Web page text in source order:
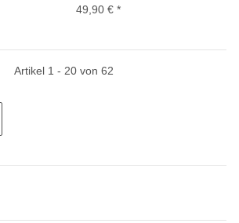
49,90 € *
Artikel 1 - 20 von 62